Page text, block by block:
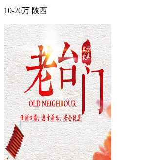
10-20万 陕西